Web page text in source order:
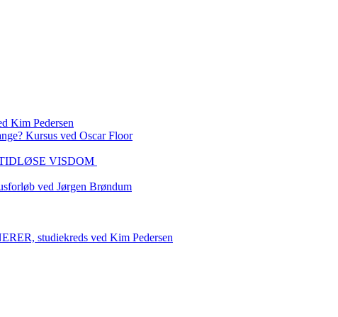
Kim Pedersen
Kursus ved Oscar Floor
TIDLØSE VISDOM
ved Jørgen Brøndum
studiekreds ved Kim Pedersen